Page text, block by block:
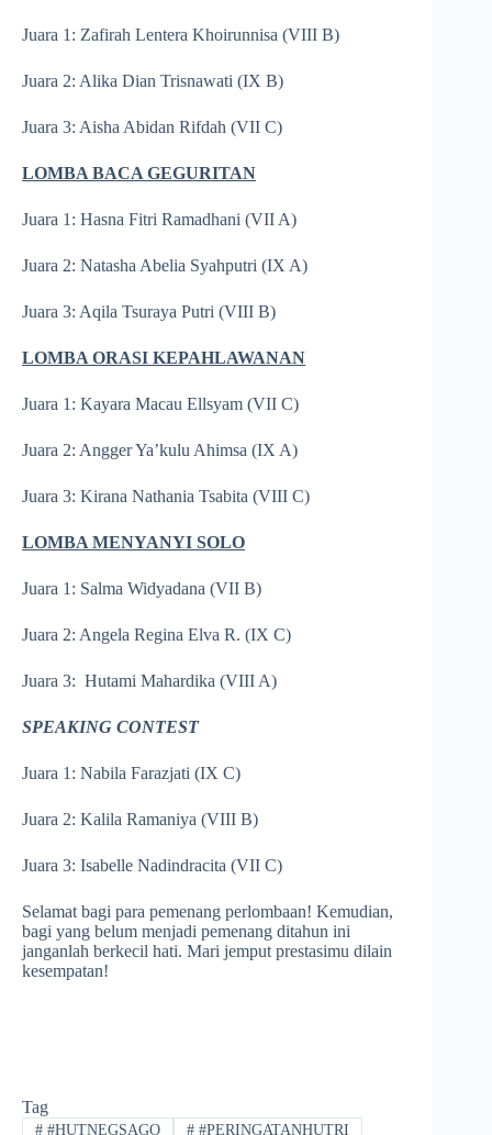
Juara 1: Zafirah Lentera Khoirunnisa (VIII B)
Juara 2: Alika Dian Trisnawati (IX B)
Juara 3: Aisha Abidan Rifdah (VII C)
LOMBA BACA GEGURITAN
Juara 1: Hasna Fitri Ramadhani (VII A)
Juara 2: Natasha Abelia Syahputri (IX A)
Juara 3: Aqila Tsuraya Putri (VIII B)
LOMBA ORASI KEPAHLAWANAN
Juara 1: Kayara Macau Ellsyam (VII C)
Juara 2: Angger Ya’kulu Ahimsa (IX A)
Juara 3: Kirana Nathania Tsabita (VIII C)
LOMBA MENYANYI SOLO
Juara 1: Salma Widyadana (VII B)
Juara 2: Angela Regina Elva R. (IX C)
Juara 3: Hutami Mahardika (VIII A)
SPEAKING CONTEST
Juara 1: Nabila Farazjati (IX C)
Juara 2: Kalila Ramaniya (VIII B)
Juara 3: Isabelle Nadindracita (VII C)
Selamat bagi para pemenang perlombaan! Kemudian,
bagi yang belum menjadi pemenang ditahun ini
janganlah berkecil hati. Mari jemput prestasimu dilain
kesempatan!
Tag
##HUTNEGSAGO ##PERINGATANHUTRI